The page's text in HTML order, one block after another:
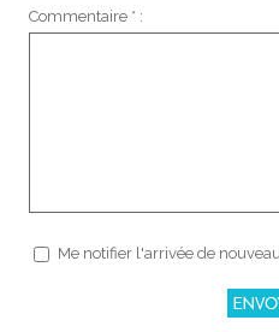
Commentaire * :
Me notifier l'arrivée de